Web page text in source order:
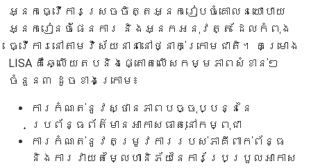
អ្នកធ្វើការស្រេចចិត្តអ្នករៀបចំគោលនយោបាយ
អ្នករៀនចំផែនការ និងអ្នកអនុវត្ត ដែលកំពុង
ធ្វើការនៅតាមវិស័យនានានៅថ្នាក់ក្រោមជាតិ។ គម្រោង
LISA គឺឆ្លើយតបនិងផ្តោតលើសកម្មភាពសំខាន់ៗ
ចំនួន៣ ដូចខាងក្រោម៖
ការកំណត់នូវស្ថានភាពបច្ចុប្បន្ននៃ
ប្រព័ន្ធព័ត៌មានអាកាសធាតុនៅកម្ពុជា
ការកំណត់នូវតម្រូវការរបស់ភាគីពាក់ព័ន្ធ
និងការវាយតម្លៃហានិភ័យនៃការប្រែប្រួលអាកាស